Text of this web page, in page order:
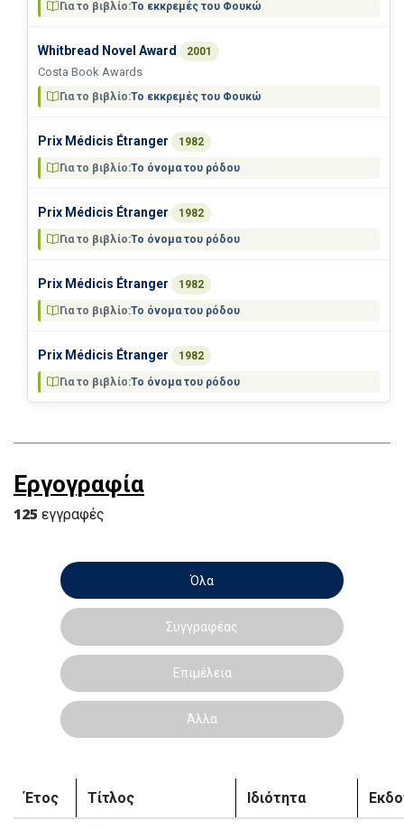
Για το βιβλίο:Το εκκρεμές του Φουκώ
Whitbread Novel Award 2001
Costa Book Awards
Για το βιβλίο:Το εκκρεμές του Φουκώ
Prix Médicis Étranger 1982
Για το βιβλίο:Το όνομα του ρόδου
Prix Médicis Étranger 1982
Για το βιβλίο:Το όνομα του ρόδου
Prix Médicis Étranger 1982
Για το βιβλίο:Το όνομα του ρόδου
Prix Médicis Étranger 1982
Για το βιβλίο:Το όνομα του ρόδου
Εργογραφία
125 εγγραφές
Όλα
Συγγραφέας
Επιμέλεια
Άλλα
Έτος Τίτλος Ιδιότητα